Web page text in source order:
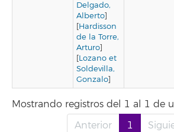
Delgado,
Alberto]
[Hardisson
de la Torre,
Arturo]
[Lozano et
Soldevilla,
Gonzalo]
Mostrando registros del 1 al 1 de
Anterior
1